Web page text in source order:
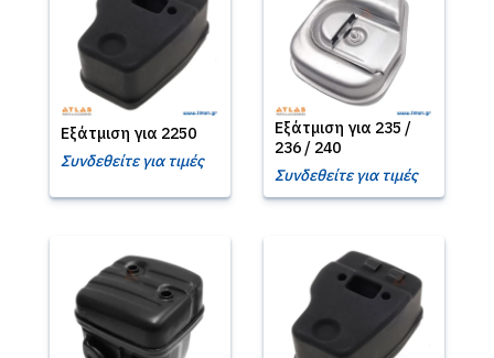
Εξάτμιση για 2250
Συνδεθείτε για τιμές
Εξάτμιση για 235 /
236 / 240
Συνδεθείτε για τιμές